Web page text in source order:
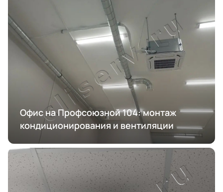
Офис на Профсоюзной 104: монтаж
кондиционирования и вентиляции